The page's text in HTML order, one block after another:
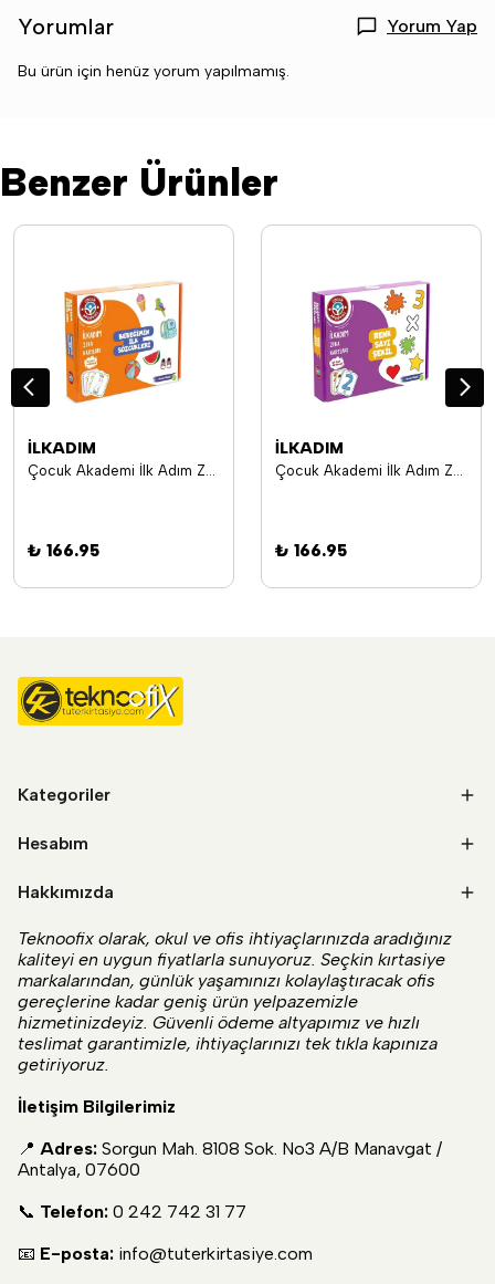
Yorumlar Yorum Yap
Bu ürün için henüz yorum yapılmamış.
Benzer Ürünler
İLKADIM
Çocuk Akademi İlk Adım Zeka Kartı Bebeğimin İlk Sözcükleri
₺ 166.95
İLKADIM
Çocuk Akademi İlk Adım Zeka Kartı Renk-sayı-şekil
₺ 166.95
Kategoriler
Hesabım
Hakkımızda
Teknoofix olarak, okul ve ofis ihtiyaçlarınızda aradığınız
kaliteyi en uygun fiyatlarla sunuyoruz. Seçkin kırtasiye
markalarından, günlük yaşamınızı kolaylaştıracak ofis
gereçlerine kadar geniş ürün yelpazemizle
hizmetinizdeyiz. Güvenli ödeme altyapımız ve hızlı
teslimat garantimizle, ihtiyaçlarınızı tek tıkla kapınıza
getiriyoruz.
İletişim Bilgilerimiz
📍 Adres: Sorgun Mah. 8108 Sok. No3 A/B Manavgat /
Antalya, 07600
📞 Telefon: 0 242 742 31 77
📧 E-posta: info@tuterkirtasiye.com